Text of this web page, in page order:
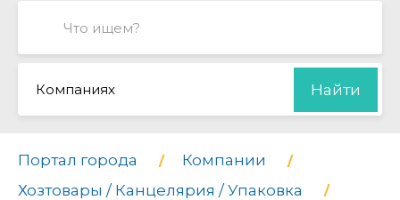
Компаниях Найти
Портал города
Компании
Хозтовары / Канцелярия / Упаковка